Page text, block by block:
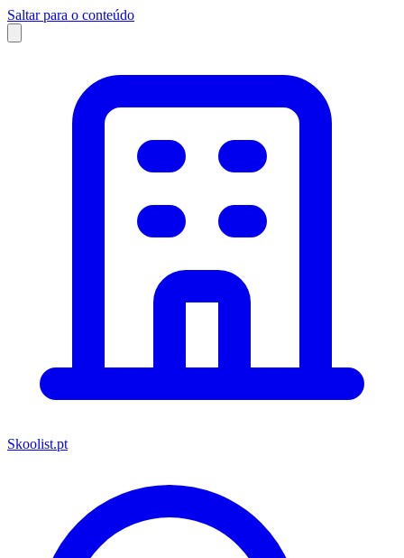
Saltar para o conteúdo
Skoolist.pt